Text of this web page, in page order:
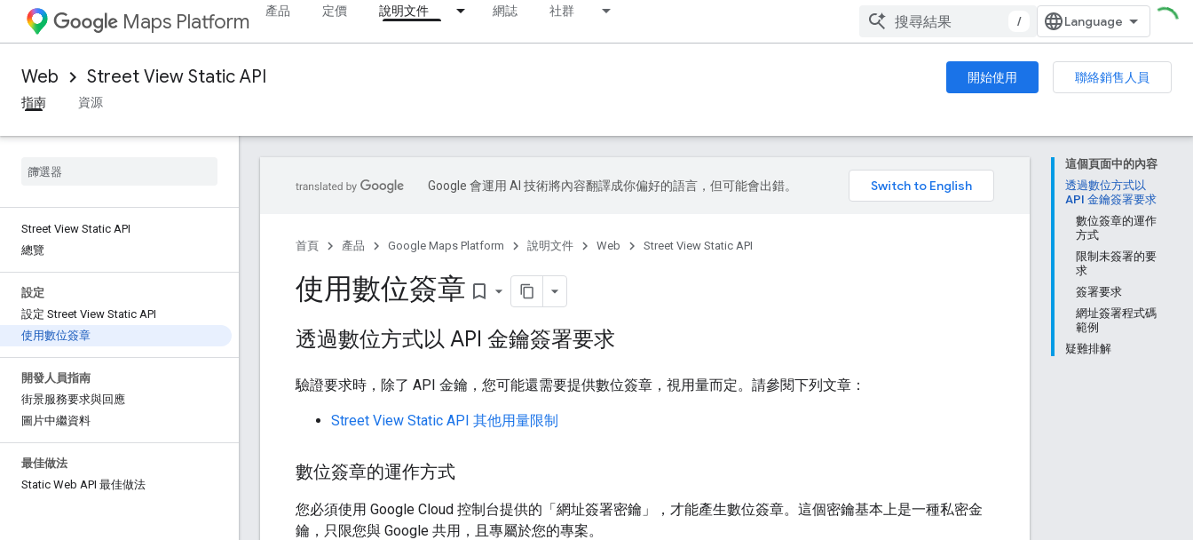
Maps Platform 產品 定價 說明文件 網誌 社群
/
Web Street View Static API 開始使用
聯絡銷售人員
指南
資源
Street View Static API
總覽
設定
設定 Street View Static API
使用數位簽章
開發人員指南
街景服務要求與回應
圖片中繼資料
最佳做法
Static Web API 最佳做法
這個頁面中的內容
透過數位方式以
API 金鑰簽署要求
數位簽章的運作
方式
限制未簽署的要
求
簽署要求
網址簽署程式碼
範例
疑難排解
Google 會運用 AI 技術將內容翻譯成你偏好的語言，但可能會出錯。
首頁 產品 Google Maps Platform 說明文件 Web Street View Static API
使用數位簽章 bookmark_border
透過數位方式以 API 金鑰簽署要求
驗證要求時，除了 API 金鑰，您可能還需要提供數位簽章，視用量而定。請參閱下列文章：
Street View Static API 其他用量限制
數位簽章的運作方式
您必須使用 Google Cloud 控制台提供的「網址簽署密鑰」
，才能產生數位簽章。這個密鑰基本上是一種私密金
鑰，只限您與 Google 共用，且專屬於您的專案。